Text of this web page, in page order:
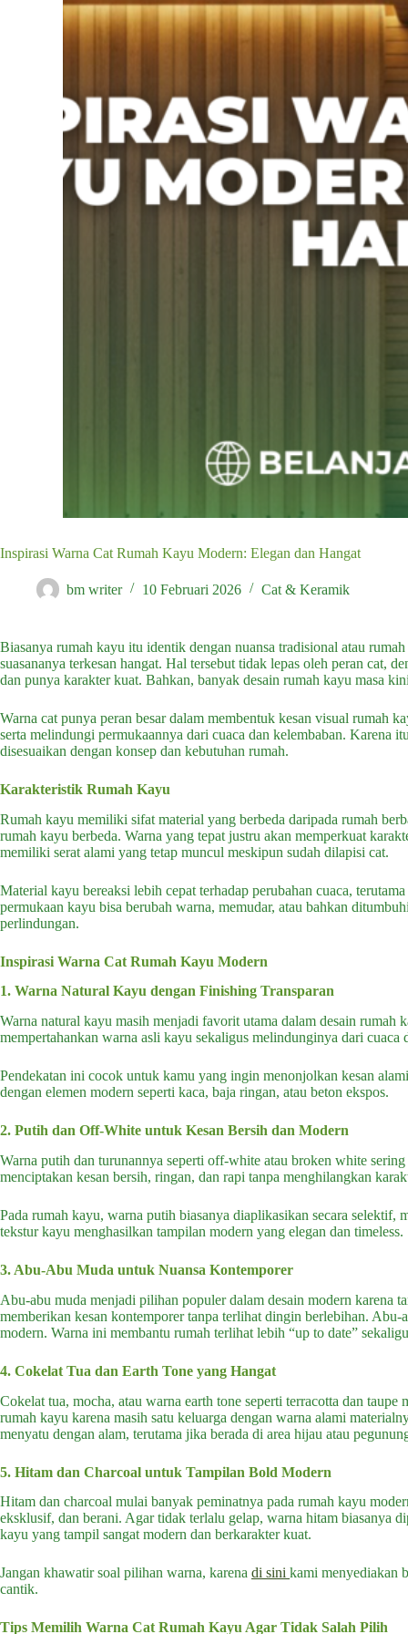
Inspirasi Warna Cat Rumah Kayu Modern: Elegan dan Hangat
bm writer 10 Februari 2026 Cat & Keramik
Biasanya rumah kayu itu identik dengan nuansa tradisional atau
suasananya terkesan hangat. Hal tersebut tidak lepas oleh peran cat,
dan punya karakter kuat. Bahkan, banyak desain rumah kayu masa
Warna cat punya peran besar dalam membentuk kesan visual rumah
serta melindungi permukaannya dari cuaca dan kelembaban. Karena
disesuaikan dengan konsep dan kebutuhan rumah.
Karakteristik Rumah Kayu
Rumah kayu memiliki sifat material yang berbeda daripada rumah
rumah kayu berbeda. Warna yang tepat justru akan memperkuat
memiliki serat alami yang tetap muncul meskipun sudah dilapisi cat.
Material kayu bereaksi lebih cepat terhadap perubahan cuaca,
permukaan kayu bisa berubah warna, memudar, atau bahkan
perlindungan.
Inspirasi Warna Cat Rumah Kayu Modern
1. Warna Natural Kayu dengan Finishing Transparan
Warna natural kayu masih menjadi favorit utama dalam desain rumah
mempertahankan warna asli kayu sekaligus melindunginya dari cuaca
Pendekatan ini cocok untuk kamu yang ingin menonjolkan kesan
dengan elemen modern seperti kaca, baja ringan, atau beton ekspos.
2. Putih dan Off-White untuk Kesan Bersih dan Modern
Warna putih dan turunannya seperti off-white atau broken white
menciptakan kesan bersih, ringan, dan rapi tanpa menghilangkan
Pada rumah kayu, warna putih biasanya diaplikasikan secara
tekstur kayu menghasilkan tampilan modern yang elegan dan timeless.
3. Abu-Abu Muda untuk Nuansa Kontemporer
Abu-abu muda menjadi pilihan populer dalam desain modern karena
memberikan kesan kontemporer tanpa terlihat dingin berlebihan.
modern. Warna ini membantu rumah terlihat lebih “up to date”
4. Cokelat Tua dan Earth Tone yang Hangat
Cokelat tua, mocha, atau warna earth tone seperti terracotta dan
rumah kayu karena masih satu keluarga dengan warna alami
menyatu dengan alam, terutama jika berada di area hijau atau
5. Hitam dan Charcoal untuk Tampilan Bold Modern
Hitam dan charcoal mulai banyak peminatnya pada rumah kayu
eksklusif, dan berani. Agar tidak terlalu gelap, warna hitam biasanya
kayu yang tampil sangat modern dan berkarakter kuat.
Jangan khawatir soal pilihan warna, karena di sini kami menyediakan
cantik.
Tips Memilih Warna Cat Rumah Kayu Agar Tidak Salah Pilih